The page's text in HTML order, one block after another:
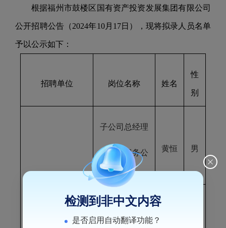
根据福州市鼓楼区国有资产投资发展集团有限公司
公开招聘公告（2024年10月 17日），现将拟录人员名单
予以公示如下：
招聘单位 岗位名称 姓名
性
别
有资产投资发展
集团有限公司
子公司总经理
（海丝服务公
司）
黄恒 男
子公司副总经
理
检测到非中文内容
是否启用自动翻译功能？